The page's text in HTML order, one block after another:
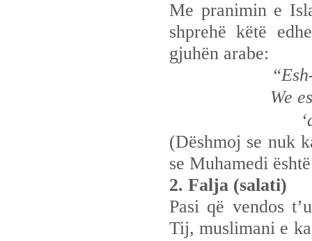
Me pranimin e
shprehë këtë
gjuhën arabe:
We
(Dëshmoj se nuk
se Muhamedi
2. Falja (salati)
Pasi që vendos
Tij, muslimani e